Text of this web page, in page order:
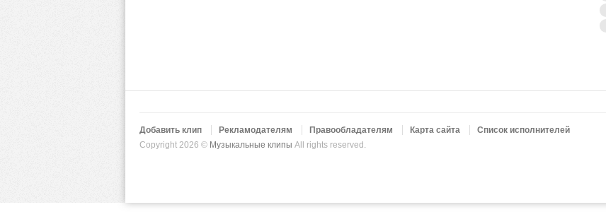
Добавить клип Рекламодателям Правообладателям Карта сайта
Список исполнителей
Copyright 2026 © Музыкальные клипы All rights reserved.